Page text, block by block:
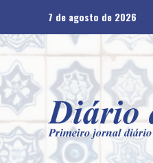
content
7 de agosto de 2026